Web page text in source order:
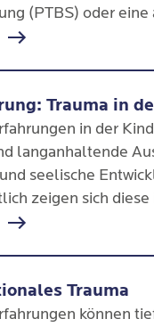
(PTBS) oder eine
vor.
Trauma in
in der
langanhaltende
seelische
zeigen sich
die sich auf
Trauma
können